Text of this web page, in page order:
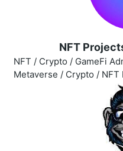
NFT
NFT / Crypto / GameFi
Metaverse / Crypto / NFT